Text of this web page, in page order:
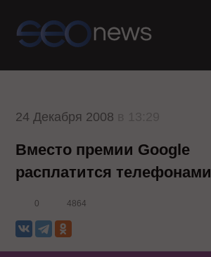
24 Декабря 2008
Вместо премии Google
расплатится телефонами
0 4864